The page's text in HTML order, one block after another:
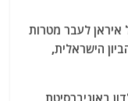
איראן לעבר מטרות
הישראלית,
באוניברסיטת